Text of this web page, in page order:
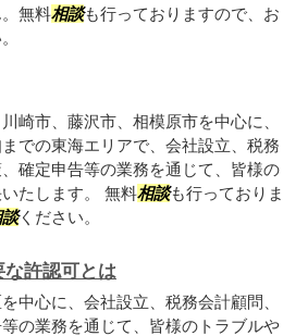
無料相談も行っておりますので、お
崎市、藤沢市、相模原市を中心に、
での東海エリアで、会社設立、税務
確定申告等の業務を通じて、皆様の
たします。 無料相談も行っておりま
ください。
許認可とは
中心に、会社設立、税務会計顧問、
の業務を通じて、皆様のトラブルや